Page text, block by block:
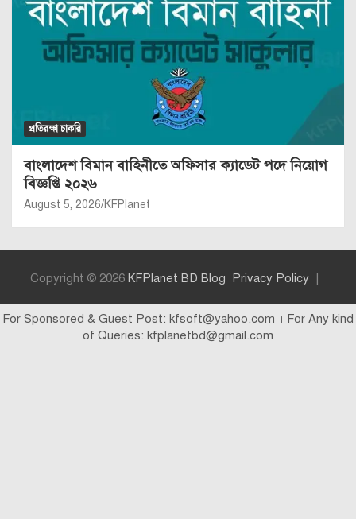
প্রতিরক্ষা চাকরি
বাংলাদেশ বিমান বাহিনীতে অফিসার ক্যাডেট পদে নিয়োগ
বিজ্ঞপ্তি ২০২৬
August 5, 2026 KFPlanet
Copyright © 2026 KFPlanet BD Blog Privacy Policy
For Sponsored & Guest Post: kfsoft@yahoo.com । For Any kind
of Queries: kfplanetbd@gmail.com